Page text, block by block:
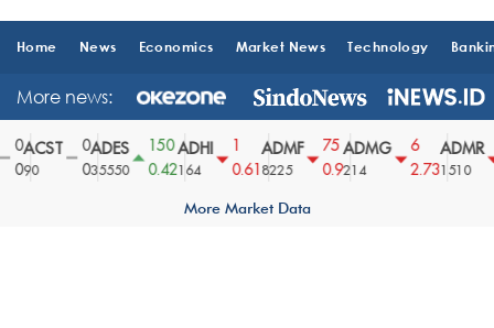
Home News Economics Market News Technology
More news:
0
0
ACST
90
0
0
ADES
35550
150
0.42
ADHI
164
0.61
ADMF
8225
75
0.9
ADMG
214
6
2.73
ADMR
1510
More Market Data